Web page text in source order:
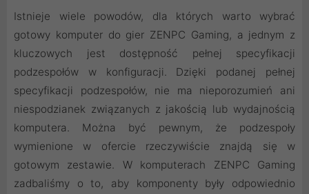
Istnieje wiele powodów, dla których warto wybrać
gotowy komputer do gier ZENPC Gaming, a jednym z
kluczowych jest dostępność pełnej specyfikacji
podzespołów w konfiguracji. Dzięki podanej pełnej
specyfikacji podzespołów, nie ma nieporozumień ani
niespodzianek związanych z jakością lub wydajnością
komputera. Można być pewnym, że podzespoły
wymienione w ofercie rzeczywiście znajdą się w
gotowym zestawie. W komputerach ZENPC Gaming
zadbaliśmy o to, aby komponenty były odpowiednio